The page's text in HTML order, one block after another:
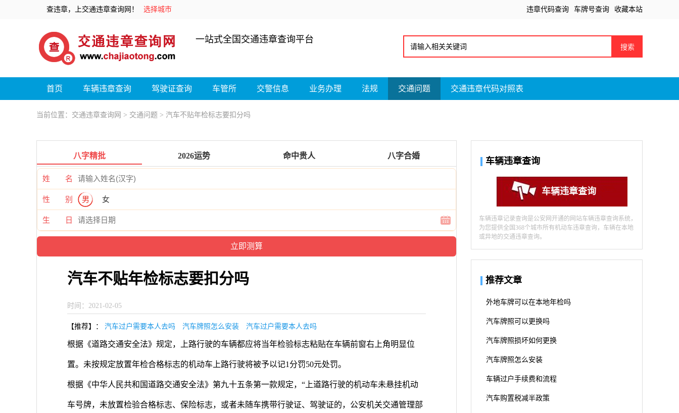
查违章，上交通违章查询网！ 选择城市 违章代码查询 车牌号查询 收藏本站
一站式全国交通违章查询平台
搜索
首页 车辆违章查询 驾驶证查询 车管所 交警信息 业务办理 法规 交通问题 交通违章代码对照表
当前位置： 交通违章查询网 > 交通问题 > 汽车不贴年检标志要扣分吗
八字精批 2026运势 命中贵人 八字合婚
姓 名
性 别 男 女
生 日
汽车不贴年检标志要扣分吗
时间：2021-02-05
【推荐】： 汽车过户需要本人去吗 汽车牌照怎么安装 汽车过户需要本人去吗
根据《道路交通安全法》规定，上路行驶的车辆都应将当年检验标志粘贴在车辆前窗右上角明显位
置。未按规定放置年检合格标志的机动车上路行驶将被予以记1分罚50元处罚。
根据《中华人民共和国道路交通安全法》第九十五条第一款规定，“上道路行驶的机动车未悬挂机动
车号牌，未放置检验合格标志、保险标志，或者未随车携带行驶证、驾驶证的，公安机关交通管理部
车辆违章查询
车辆违章查询
车辆违章记录查询是公安网开通的网站车辆违章查询系统，
为您提供全国368个城市所有机动车违章查询，车辆在本地
或异地的交通违章查询。
推荐文章
外地车牌可以在本地年检吗
汽车牌照可以更换吗
汽车牌照损坏如何更换
汽车牌照怎么安装
车辆过户手续费和流程
汽车购置税减半政策